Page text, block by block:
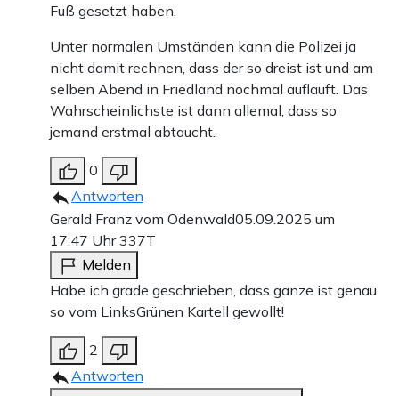
Fuß gesetzt haben.
Unter normalen Umständen kann die Polizei ja
nicht damit rechnen, dass der so dreist ist und am
selben Abend in Friedland nochmal aufläuft. Das
Wahrscheinlichste ist dann allemal, dass so
jemand erstmal abtaucht.
0
Antworten
Gerald Franz vom Odenwald05.09.2025 um
17:47 Uhr337T
Melden
Habe ich grade geschrieben, dass ganze ist genau
so vom LinksGrünen Kartell gewollt!
2
Antworten